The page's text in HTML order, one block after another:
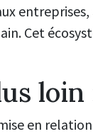
Cet
loin
en